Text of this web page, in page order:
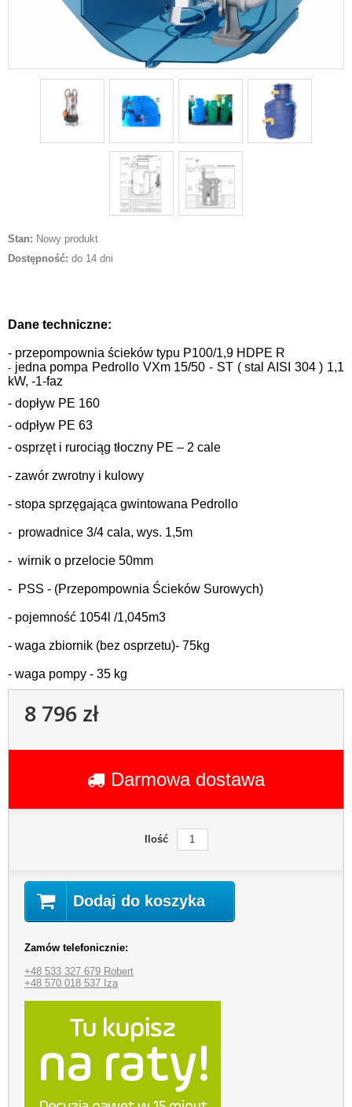
Stan: Nowy produkt
Dostępność: do 14 dni
Dane techniczne:
- przepompownia ścieków typu P100/1,9 HDPE R
- jedna pompa Pedrollo VXm 15/50 - ST ( stal AISI 304 ) 1,1
kW, -1-faz
- dopływ PE 160
- odpływ PE 63
- osprzęt i rurociąg tłoczny PE – 2 cale
- zawór zwrotny i kulowy
- stopa sprzęgająca gwintowana Pedrollo
- prowadnice 3/4 cala, wys. 1,5m
- wirnik o przelocie 50mm
- PSS - (Przepompownia Ścieków Surowych)
- pojemność 1054l /1,045m3
- waga zbiornik (bez osprzetu)- 75kg
- waga pompy - 35 kg
8 796 zł
Darmowa dostawa
Ilość
Dodaj do koszyka
Zamów telefonicznie:
+48 533 327 679 Robert
+48 570 018 537 Iza